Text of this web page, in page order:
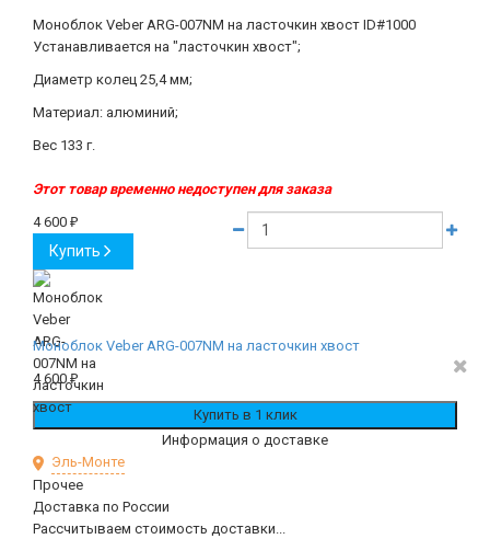
Моноблок Veber ARG-007NM на ласточкин хвост ID#1000
Устанавливается на "ласточкин хвост";
Диаметр колец 25,4 мм;
Материал: алюминий;
Вес 133 г.
Этот товар временно недоступен для заказа
4 600 ₽
Купить
Моноблок Veber ARG-007NM на ласточкин хвост
4 600₽
Информация о доставке
Эль-Монте
Прочее
Доставка по России
Рассчитываем стоимость доставки...